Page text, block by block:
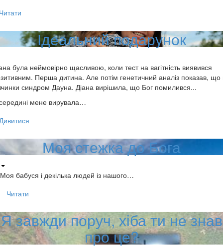
Ідеальний подарунок
була неймовірно щасливою, коли тест на вагітність виявився
Перша дитина. Але потім генетичний аналіз показав, що
синдром Дауна. Діана вирішила, що Бог помилився...
мене вирувала…
Моя стежка до Бога
Моя бабуся і декілька людей із нашого…
Читати
Я завжди поруч, хіба ти не знав
про це?